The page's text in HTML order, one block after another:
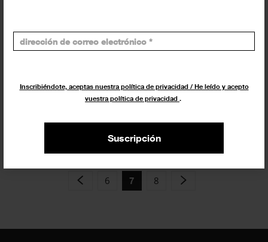
Inscribiéndote, aceptas nuestra política de privacidad / He leído y acepto
vuestra política de privacidad .
Suscripción
muestra para València Capital
Mundial del...
6 7 8